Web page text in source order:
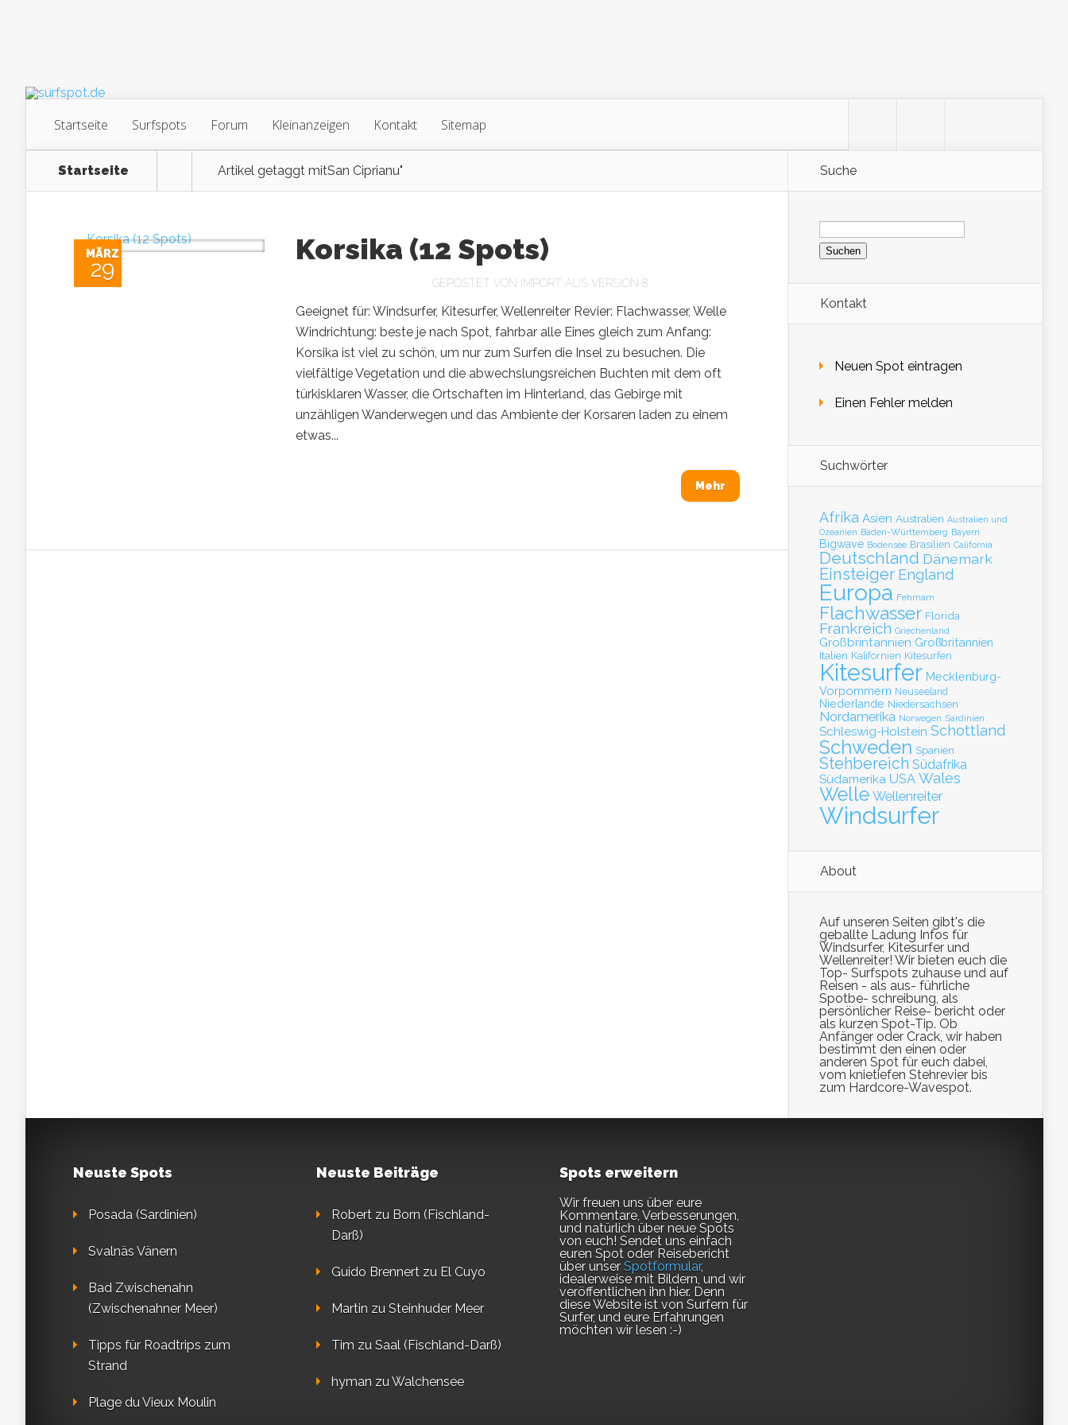
Startseite Surfspots Forum Kleinanzeigen Kontakt Sitemap
Startseite Artikel getaggt mitSan Ciprianu"
MÄRZ
29
Korsika (12 Spots)
GEPOSTET VON IMPORT AUS VERSION 8
Geeignet für: Windsurfer, Kitesurfer, Wellenreiter Revier: Flachwasser, Welle
Windrichtung: beste je nach Spot, fahrbar alle Eines gleich zum Anfang:
Korsika ist viel zu schön, um nur zum Surfen die Insel zu besuchen. Die
vielfältige Vegetation und die abwechslungsreichen Buchten mit dem oft
türkisklaren Wasser, die Ortschaften im Hinterland, das Gebirge mit
unzähligen Wanderwegen und das Ambiente der Korsaren laden zu einem
etwas...
Mehr
Suche
Suchen
nach:
Kontakt
Neuen Spot eintragen
Einen Fehler melden
Suchwörter
Afrika Asien Australien Australien und
Ozeanien Baden-Württemberg Bayern
Bigwave Bodensee Brasilien California
Deutschland Dänemark
Einsteiger England
Europa Fehmarn
Flachwasser Florida
Frankreich Griechenland
Großbrintannien Großbritannien
Italien Kalifornien Kitesurfen
Kitesurfer Mecklenburg-
Vorpommern Neuseeland
Niederlande Niedersachsen
Nordamerika Norwegen Sardinien
Schleswig-Holstein Schottland
Schweden Spanien
Stehbereich Südafrika
Südamerika USA Wales
Welle Wellenreiter
Windsurfer
About
Auf unseren Seiten gibt's die
geballte Ladung Infos für
Windsurfer, Kitesurfer und
Wellenreiter! Wir bieten euch die
Top- Surfspots zuhause und auf
Reisen - als aus- führliche
Spotbe- schreibung, als
persönlicher Reise- bericht oder
als kurzen Spot-Tip. Ob
Anfänger oder Crack, wir haben
bestimmt den einen oder
anderen Spot für euch dabei,
vom knietiefen Stehrevier bis
zum Hardcore-Wavespot.
Neuste Spots
Posada (Sardinien)
Svalnäs Vänern
Bad Zwischenahn
(Zwischenahner Meer)
Tipps für Roadtrips zum
Strand
Plage du Vieux Moulin
Neuste Beiträge
Robertzu Born (Fischland-
Darß)
Guido Brennertzu El Cuyo
Martin zu Steinhuder Meer
Tim zu Saal (Fischland-Darß)
hyman zuWalchensee
Spots erweitern
Wir freuen uns über eure
Kommentare, Verbesserungen,
und natürlich über neue Spots
von euch! Sendet uns einfach
euren Spot oder Reisebericht
über unser Spotformular,
idealerweise mit Bildern, und wir
veröffentlichen ihn hier. Denn
diese Website ist von Surfern für
Surfer, und eure Erfahrungen
möchten wir lesen :-)